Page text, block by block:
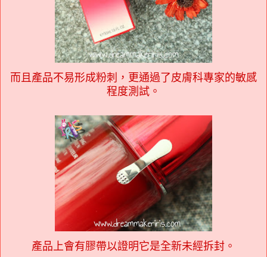
而且產品不易形成粉刺，更通過了皮膚科專家的敏感
程度測試。
產品上會有膠帶以證明它是全新未經拆封。